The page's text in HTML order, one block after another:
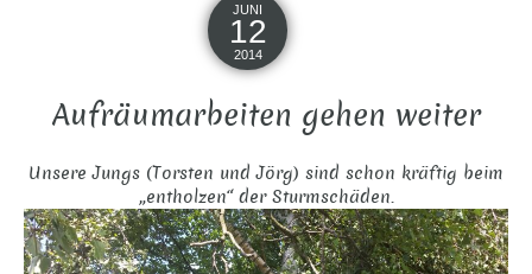
JUNI
12
2014
Aufräumarbeiten gehen weiter
Unsere Jungs (Torsten und Jörg) sind schon kräftig beim
„entholzen“ der Sturmschäden.